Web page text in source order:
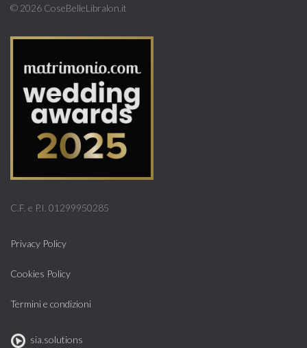
© 2026 CoseBelleLibralon.it
C.F. e P.I. 01299950285
Privacy Policy
Cookies Policy
Termini e condizioni
sia.solutions